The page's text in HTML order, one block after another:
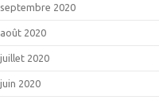
septembre 2020
août 2020
juillet 2020
juin 2020